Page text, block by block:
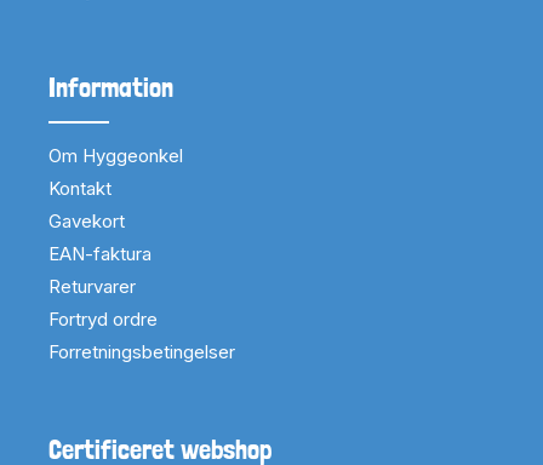
Information
Om Hyggeonkel
Kontakt
Gavekort
EAN-faktura
Returvarer
Fortryd ordre
Forretningsbetingelser
Certificeret webshop